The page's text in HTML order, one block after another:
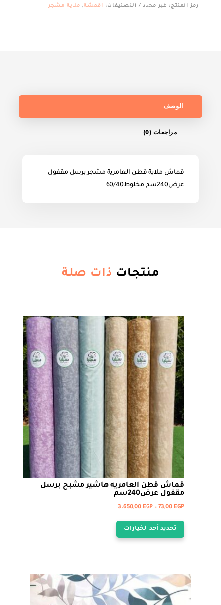
العامريه
رمز المنتج: غير محدد التصنيفات: اقمشة, ملاية مشجر
الوصف
مراجعات (0)
قماش ملاية قطن العامرية مشجر برسل مقفول
عرض240سم مخلوط60/40
منتجات ذات صلة
قماش قطن العامريه هاشير مشبح برسل
مقفول عرض240سم
73,00 EGP
–
3.650,00 EGP
السعر:
تحديد أحد الخيارات
هناك
لهذا
المنتج.